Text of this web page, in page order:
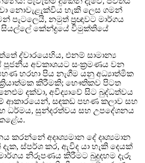
නොවැළැක්විය හැකි ලෙස ගමන්
පැටලෙයි, නමුත් ප්‍රඥාවට මාර්ගය
සියල්ලේ කේන්ද්‍රයේ විමුක්තියේ
ද්වාරයෙහිය, එනම් සාමාන්‍ය
අවකාශයට සංක්‍රමණය වන
හරහා පිය නැගීම යනු අධ්‍යාත්මික
කිරීමකි; භෞතිකව පිටත
දක්වා, අවිද්‍යාවේ සිට බුද්ධත්වය
ආකාරයෙන්, සඳකඩ පහණ කලාව සහ
ධර්මය, සුන්දරත්වය සහ උපදේශනය
අදෘශ්‍යමාන දේ දෘශ්‍යමාන
ස්පර්ශ කර, ඇවිද යා හැකි දෙයක්
නිරූපණය කිරීමට බුදුදහම දැරූ